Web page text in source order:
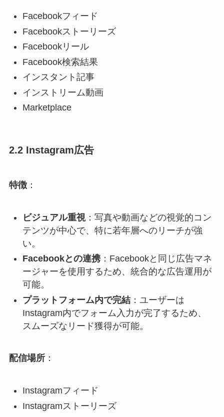
Facebookフィード​
Facebookストーリーズ
Facebookリール​
Facebook検索結果​
インスタント記事
インストリーム動画​
Marketplace​
2.2 Instagram広告
特徴：
ビジュアル重視：​写真や動画などの視覚的コン
テンツが中心で、特に若年層へのリーチが強
い。​
Facebookとの連携：​Facebookと同じ広告マネ
ージャーを使用するため、統合的な広告運用が
可能。​
プラットフォーム内で完結：​ユーザーは
Instagram内でフォーム入力が完了するため、
スムーズなリード獲得が可能。​
配信場所：
Instagramフィード​
Instagramストーリーズ​